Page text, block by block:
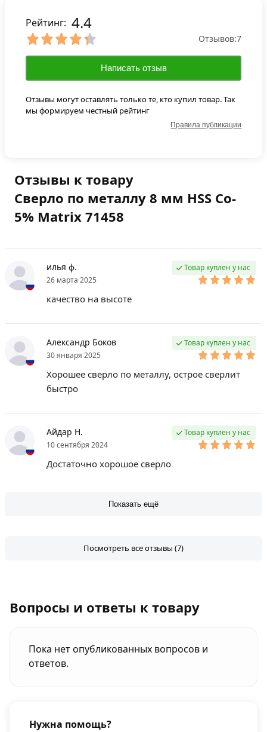
Отзывы к товару
Сверло по металлу 8 мм HSS Co-
5% Matriх 71458
илья ф.
26 марта 2025
Товар куплен у нас
качество на высоте
Александр Боков
30 января 2025
Товар куплен у нас
Хорошее сверло по металлу, острое сверлит
быстро
Айдар Н.
10 сентября 2024
Товар куплен у нас
Достаточно хорошое сверло
Показать ещё
Посмотреть все отзывы (7)
Рейтинг: 4.4
Отзывов:7
Написать отзыв
Отзывы могут оставлять только те, кто купил товар. Так
мы формируем честный рейтинг
Правила публикации
Вопросы и ответы к товару
Пока нет опубликованных вопросов и
ответов.
Нужна помощь?